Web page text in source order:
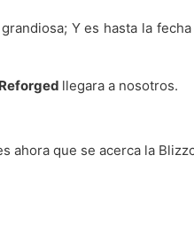
Y es hasta la
llegara a nosotros.
ahora que se acerca la